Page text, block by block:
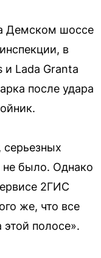
Демском шоссе
в
и Lada Granta
после удара
серьезных
не было. Однако
2ГИС
же, что все
полосе».